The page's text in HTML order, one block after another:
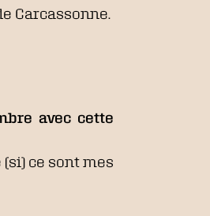
Carcassonne.
avec cette
ce sont mes